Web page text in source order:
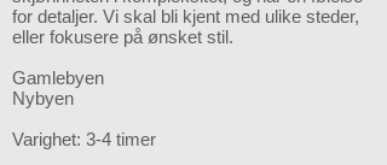
for detaljer. Vi skal bli kjent med ulike steder,
eller fokusere på ønsket stil.
Gamlebyen
Nybyen
Varighet: 3-4 timer